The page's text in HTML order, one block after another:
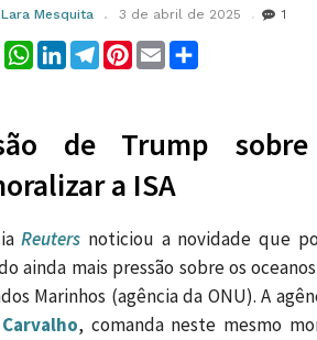
Mesquita 3 de abril de 2025 1
TwitterWhatsApp
LinkedInTelegram
Pinterest
Email
de Trump
a ISA
Reuters noticiou a novidade que
ainda mais pressão sobre os
Marinhos (agência da ONU). A
, comanda neste mesmo